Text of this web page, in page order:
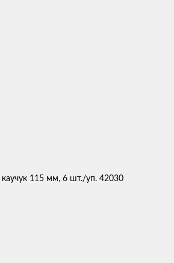
115 мм, 6 шт./уп. 42030